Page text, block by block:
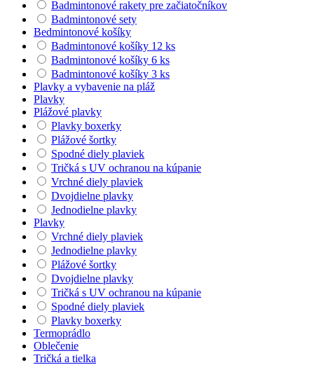
Badmintonové rakety pre začiatočníkov
Badmintonové sety
Bedmintonové košíky
Badmintonové košíky 12 ks
Badmintonové košíky 6 ks
Badmintonové košíky 3 ks
Plavky a vybavenie na pláž
Plavky
Plážové plavky
Plavky boxerky
Plážové šortky
Spodné diely plaviek
Tričká s UV ochranou na kúpanie
Vrchné diely plaviek
Dvojdielne plavky
Jednodielne plavky
Plavky
Vrchné diely plaviek
Jednodielne plavky
Plážové šortky
Dvojdielne plavky
Tričká s UV ochranou na kúpanie
Spodné diely plaviek
Plavky boxerky
Termoprádlo
Oblečenie
Tričká a tielka